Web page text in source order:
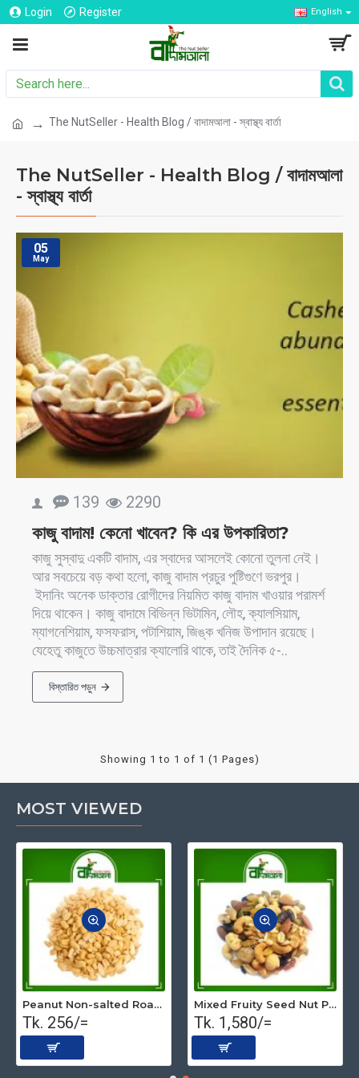
Login Register English
The NutSeller - Health Blog / বাদামআলা - স্বাস্থ্য বার্তা
The NutSeller - Health Blog / বাদামআলা
- স্বাস্থ্য বার্তা
05
May
139 2290
কাজু বাদাম! কেনো খাবেন? কি এর উপকারিতা?
কাজু সুস্বাদু একটি বাদাম, এর স্বাদের আসলেই কোনো তুলনা নেই।
আর সবচেয়ে বড় কথা হলো, কাজু বাদাম প্রচুর পুষ্টিগুণে ভরপুর।
ইদানিং অনেক ডাক্তার রোগীদের নিয়মিত কাজু বাদাম খাওয়ার পরামর্শ
দিয়ে থাকেন। কাজু বাদামে বিভিন্ন ভিটামিন, লৌহ, ক্যালসিয়াম,
ম্যাগনেশিয়াম, ফসফরাস, পটাশিয়াম, জিঙ্ক খনিজ উপাদান রয়েছে।
যেহেতু কাজুতে উচ্চমাত্রার ক্যালোরি থাকে, তাই দৈনিক ৫-..
বিস্তারিত পড়ুন
Showing 1 to 1 of 1 (1 Pages)
MOST VIEWED
Peanut Non-salted Roasted (Premium) 500 gm
Tk. 256/=
Mixed Fruity Seed Nut Premium (Roasted) 1 kg
Tk. 1,580/=